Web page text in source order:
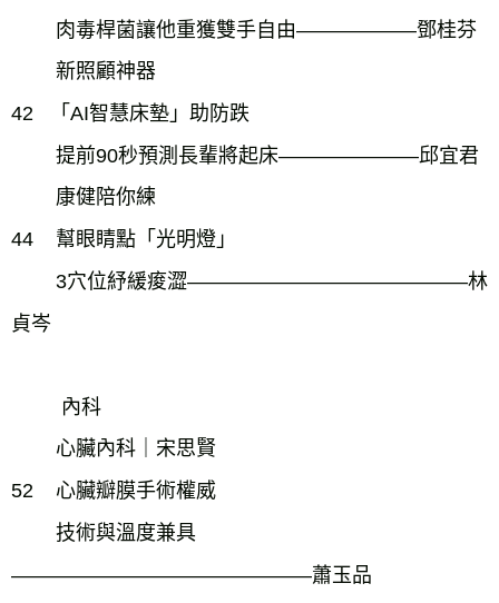
肉毒桿菌讓他重獲雙手自由――――――鄧桂芬
新照顧神器
42 「AI智慧床墊」助防跌
提前90秒預測長輩將起床―――――――邱宜君
康健陪你練
44
幫眼睛點「光明燈」
3穴位紓緩痠澀――――――――――――――林
貞岑
內科
心臟內科｜宋思賢
52
心臟瓣膜手術權威
技術與溫度兼具
―――――――――――――――蕭玉品